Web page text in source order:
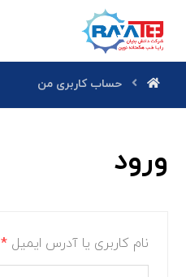
حساب کاربری من
ورود
نام کاربری یا آدرس ایمیل*